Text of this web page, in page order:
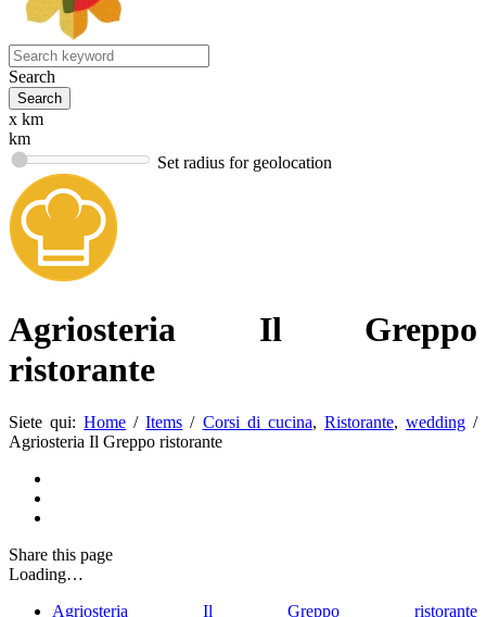
Search
x km
km
Set radius for geolocation
Agriosteria Il Greppo
ristorante
Siete qui: Home / Items / Corsi di cucina, Ristorante, wedding /
Agriosteria Il Greppo ristorante
Share this page
Loading…
Agriosteria Il Greppo ristorante